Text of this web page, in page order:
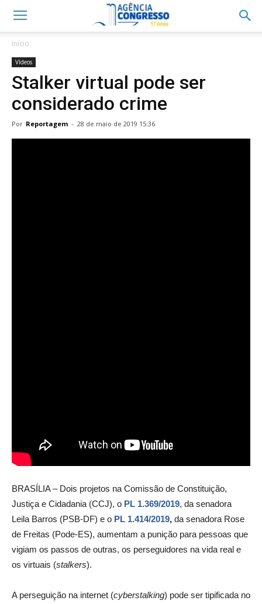
Início
Vídeos
Stalker virtual pode ser
considerado crime
Por Reportagem - 28 de maio de 2019 15:36
BRASÍLIA – Dois projetos na Comissão de Constituição,
Justiça e Cidadania (CCJ), o PL 1.369/2019, da senadora
Leila Barros (PSB-DF) e o PL 1.414/2019, da senadora Rose
de Freitas (Pode-ES), aumentam a punição para pessoas que
vigiam os passos de outras, os perseguidores na vida real e
os virtuais (stalkers).
A perseguição na internet (cyberstalking) pode ser tipificada no